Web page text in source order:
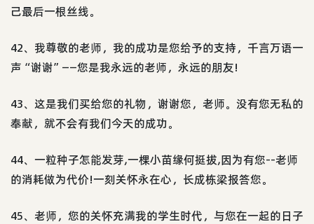
己最后一根丝线。
42、我尊敬的老师，我的成功是您给予的支持，千言万语一
声“谢谢”——您是我永远的老师，永远的朋友!
43、这是我们买给您的礼物，谢谢您，老师。没有您无私的
奉献，就不会有我们今天的成功。
44、一粒种子怎能发芽,一棵小苗缘何挺拔,因为有您--老师
的消耗做为代价!一刻关怀永在心，长成栋梁报答您。
45、老师，您的关怀充满我的学生时代，与您在一起的日子